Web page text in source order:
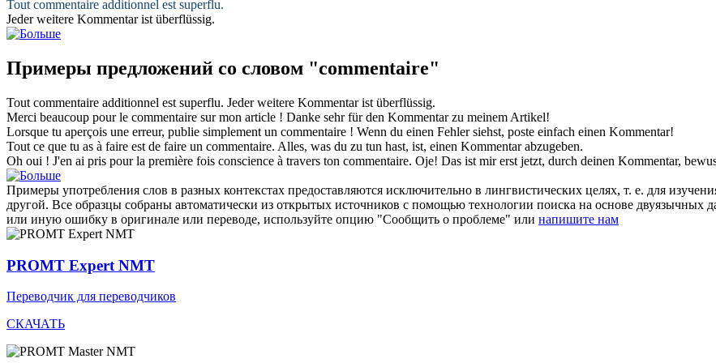
Tout commentaire additionnel est superflu.
Jeder weitere Kommentarist überflüssig.
Примеры предложений со словом "commentaire"
Tout commentaire additionnel est superflu. Jeder weitere Kommentarist überflüssig.
Merci beaucoup pour le commentaire sur mon article ! Danke sehr für den Kommentarzu meinem Artikel!
Lorsque tu aperçois une erreur, publie simplement un commentaire ! Wenn du einen Fehler siehst, poste einfach einen Kommentar!
Tout ce que tu as à faire est de faire un commentaire. Alles, was du zu tun hast, ist, einen Kommentarabzugeben.
Oh oui ! J'en ai pris pour la première fois conscience à travers ton commentaire. Oje! Das ist mir erst jetzt, durch deinen Kommentar,
Примеры употребления слов в разных контекстах предоставляются исключительно в лингвистических целях, т. е. для
другой. Все образцы собраны автоматически из открытых источников с помощью технологии поиска на основе
или иную ошибку в оригинале или переводе, используйте опцию "Сообщить о проблеме" или напишите нам
PROMT Expert NMT
Переводчик для переводчиков
СКАЧАТЬ